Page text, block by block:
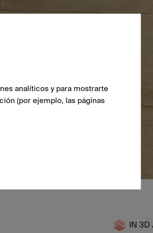
IN 3D
analíticos y para mostrarte
(por ejemplo, las páginas